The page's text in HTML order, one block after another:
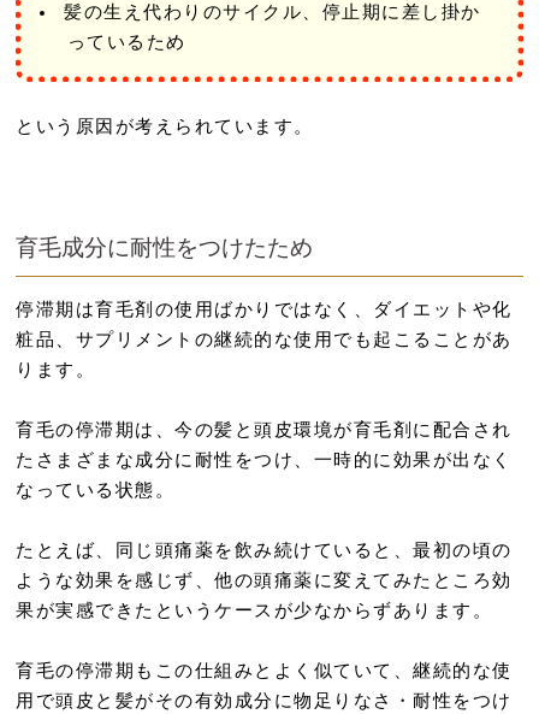
髪の生え代わりのサイクル、停止期に差し掛か
っているため
という原因が考えられています。
育毛成分に耐性をつけたため
停滞期は育毛剤の使用ばかりではなく、ダイエットや化
粧品、サプリメントの継続的な使用でも起こることがあ
ります。
育毛の停滞期は、今の髪と頭皮環境が育毛剤に配合され
たさまざまな成分に耐性をつけ、一時的に効果が出なく
なっている状態。
たとえば、同じ頭痛薬を飲み続けていると、最初の頃の
ような効果を感じず、他の頭痛薬に変えてみたところ効
果が実感できたというケースが少なからずあります。
育毛の停滞期もこの仕組みとよく似ていて、継続的な使
用で頭皮と髪がその有効成分に物足りなさ・耐性をつけ